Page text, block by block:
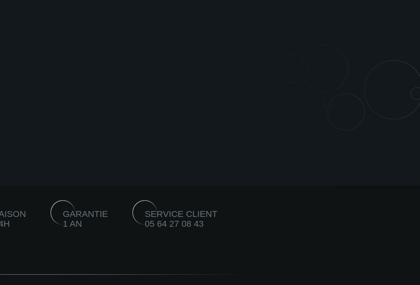
GARANTIE
1 AN
SERVICE CLIENT
05 64 27 08 43